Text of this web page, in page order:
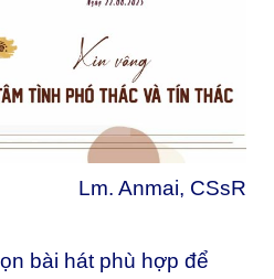
Lm. Anmai, CSsR
bài hát phù hợp để